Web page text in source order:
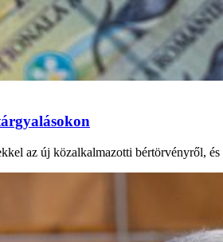
az új közalkalmazotti bértörvényről,